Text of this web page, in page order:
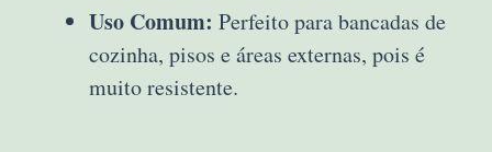
Uso Comum: Perfeito para bancadas de
cozinha, pisos e áreas externas, pois é
muito resistente.